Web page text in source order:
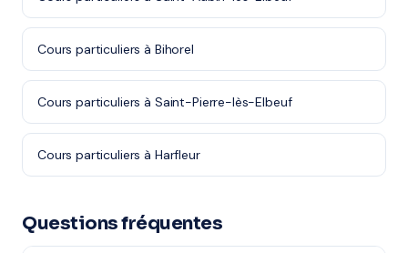
Cours particuliers à Bihorel
Cours particuliers à Saint-Pierre-lès-Elbeuf
Cours particuliers à Harfleur
Questions fréquentes